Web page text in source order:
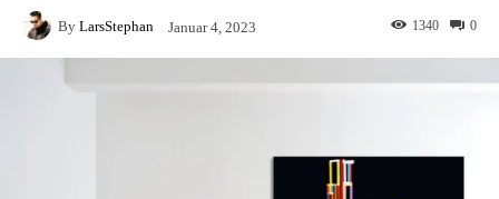
By LarsStephan Januar 4, 2023 0
1340